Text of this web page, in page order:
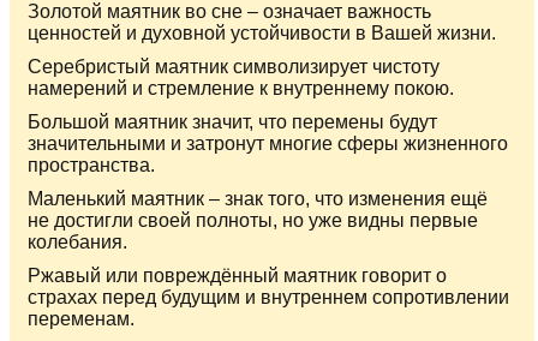
Золотой маятник во сне – означает важность
ценностей и духовной устойчивости в Вашей жизни.
Серебристый маятник символизирует чистоту
намерений и стремление к внутреннему покою.
Большой маятник значит, что перемены будут
значительными и затронут многие сферы жизненного
пространства.
Маленький маятник – знак того, что изменения ещё
не достигли своей полноты, но уже видны первые
колебания.
Ржавый или повреждённый маятник говорит о
страхах перед будущим и внутреннем сопротивлении
переменам.